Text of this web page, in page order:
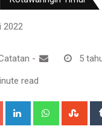
2022
- 5
read
Google+ LinkedIn Whatsapp